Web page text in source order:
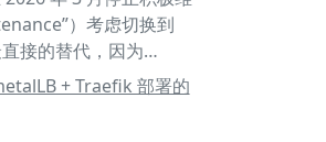
）考虑切换到
接的替代，因为
容层做了优化：它对部
了兼容支持。
+ Traefik 部署的